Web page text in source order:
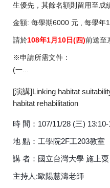
生優先，其餘名額則留用至成
金額: 每學期6000 元 , 每學年
請於108年1月10日(四)前送至
※申請所需文件：
(一...
[演講]Linking habitat
habitat rehabilitation
時 間：107/11/28 (三) 13:10-
地 點：工學院2F工203教室
講 者：國立台灣大學 施上
主持人:歐陽慧濤老師